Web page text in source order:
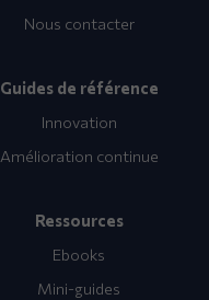
Nous contacter
Guides de référence
Innovation
Amélioration continue
Ressources
Ebooks
Mini-guides